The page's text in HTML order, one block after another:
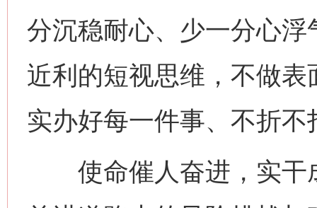
分沉稳耐心、少一分心
近利的短视思维，不做
实办好每一件事、不折
使命催人奋进，实干